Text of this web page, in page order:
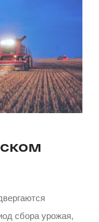
сбора урожая,